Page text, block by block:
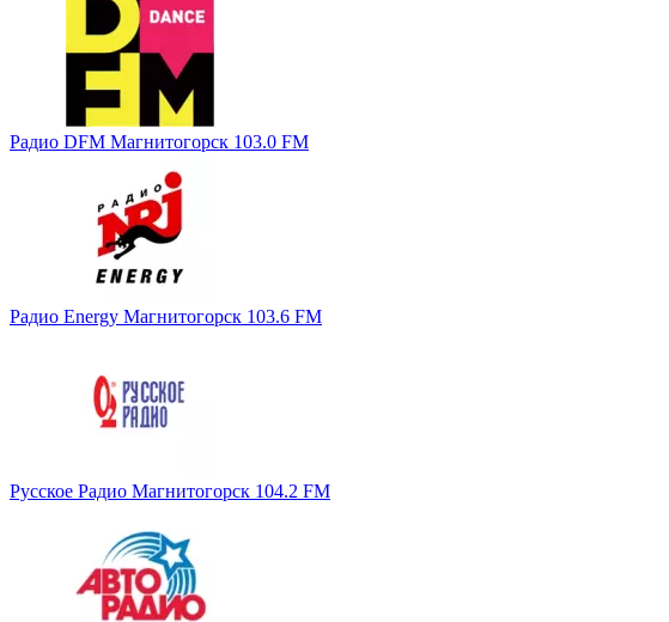
Радио DFM Магнитогорск 103.0 FM
Радио Energy Магнитогорск 103.6 FM
Русское Радио Магнитогорск 104.2 FM